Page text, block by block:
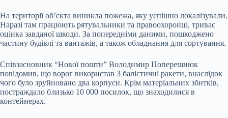
На території об’єкта виникла пожежа, яку успішно локалізували.
Наразі там працюють рятувальники та правоохоронці, триває
оцінка завданої шкоди. За попередніми даними, пошкоджено
частину будівлі та вантажів, а також обладнання для сортування.
Співзасновник “Нової пошти” Володимир Поперешнюк
повідомив, що ворог використав 3 балістичні ракети, внаслідок
чого було зруйновано два корпуси. Крім матеріальних збитків,
постраждало близько 10 000 посилок, що знаходилися в
контейнерах.